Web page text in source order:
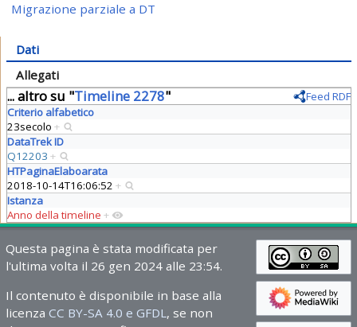
Migrazione parziale a DT
Dati
Allegati
... altro su "Timeline 2278"
Feed RDF
Criterio alfabetico
23secolo +
DataTrek ID
Q12203 +
HTPaginaElaboarata
2018-10-14T16:06:52 +
Istanza
Anno della timeline +
Questa pagina è stata modificata per
l'ultima volta il 26 gen 2024 alle 23:54.
Il contenuto è disponibile in base alla
licenza CC BY-SA 4.0 e GFDL, se non